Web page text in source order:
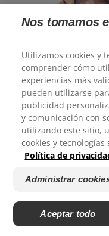
sonrisas
Nos tomamos
Utilizamos cookies y
comprender cómo
experiencias más
pueden utilizarse
publicidad
y comunicación con
utilizando este sitio,
cookies y
Política de
Administrar
Aceptar todo